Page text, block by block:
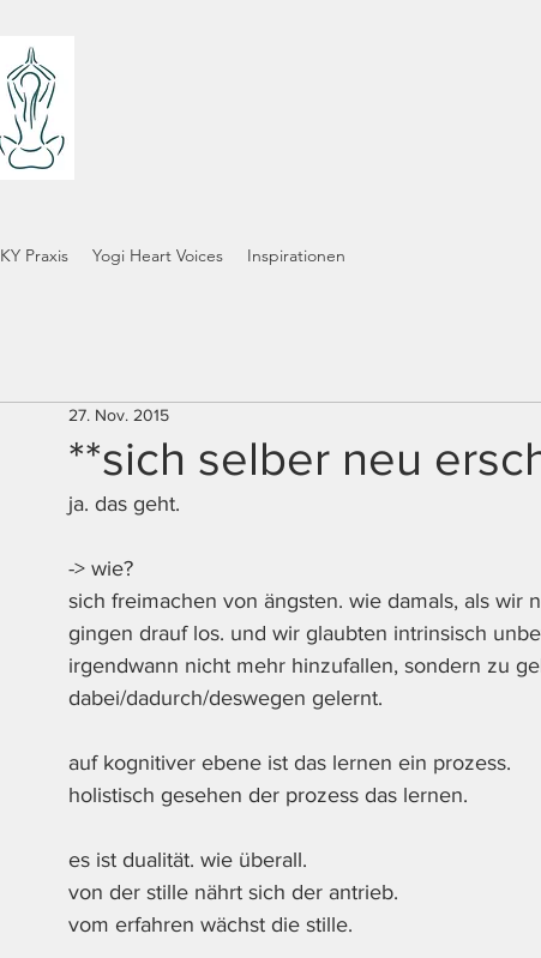
KY Praxis Yogi Heart Voices Inspirationen
**sich selber neu
27. Nov. 2015
ja. das geht.
-> wie?
sich freimachen von ängsten. wie damals, als wir
gingen drauf los. und wir glaubten intrinsisch
irgendwann nicht mehr hinzufallen, sondern zu
dabei/dadurch/deswegen gelernt.
auf kognitiver ebene ist das lernen ein prozess.
holistisch gesehen der prozess das lernen.
es ist dualität. wie überall.
von der stille nährt sich der antrieb.
vom erfahren wächst die stille.